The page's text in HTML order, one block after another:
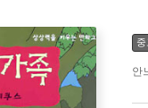
안